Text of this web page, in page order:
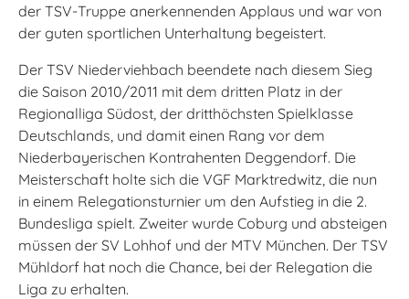
der TSV-Truppe anerkennenden Applaus und war von
der guten sportlichen Unterhaltung begeistert.
Der TSV Niederviehbach beendete nach diesem Sieg
die Saison 2010/2011 mit dem dritten Platz in der
Regionalliga Südost, der dritthöchsten Spielklasse
Deutschlands, und damit einen Rang vor dem
Niederbayerischen Kontrahenten Deggendorf. Die
Meisterschaft holte sich die VGF Marktredwitz, die nun
in einem Relegationsturnier um den Aufstieg in die 2.
Bundesliga spielt. Zweiter wurde Coburg und absteigen
müssen der SV Lohhof und der MTV München. Der TSV
Mühldorf hat noch die Chance, bei der Relegation die
Liga zu erhalten.